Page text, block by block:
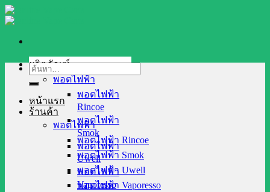
Skip
to
ผลิตภัณฑ์
พอตไฟฟ้า
พอตไฟฟ้า
Rincoe
พอตไฟฟ้า
Smok
พอตไฟฟ้า
Uwell
พอตไฟฟ้า
Vaporesso
ค้นหา:
หน้าแรก
ร้านค้า
พอตไฟฟ้า
พอตไฟฟ้า Rincoe
พอตไฟฟ้า Smok
พอตไฟฟ้า Uwell
พอตไฟฟ้า Vaporesso